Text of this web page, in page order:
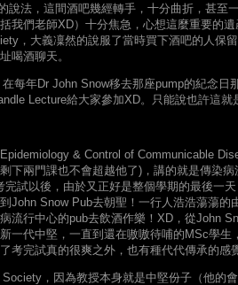
說法，這間酒吧幾經轉手，十分曲折，甚至
我們老師XD）十分焦急，心想這麼重要的
，大義凜然的說服了當時買下酒吧的人保
喝酒聊天。
每年Dr John Snow移去那座pump的紀念日
Lecture給大家參加XD。只能說也許這
& Control of Communicable
下兩門課也不會超越他了)，講的就是傳染
試以後，由於又正好是整個學期的最後一
John Snow Pub去朝聖！一行人浩浩蕩蕩的
流行中心的pub去飲酒作樂！XD，從John
一代中堅，一直到還在嗷嗷待哺的MSc學生
考完試真的很爽之外，也有種代代傳承的感
，因為教授本身就是中堅份子（他的